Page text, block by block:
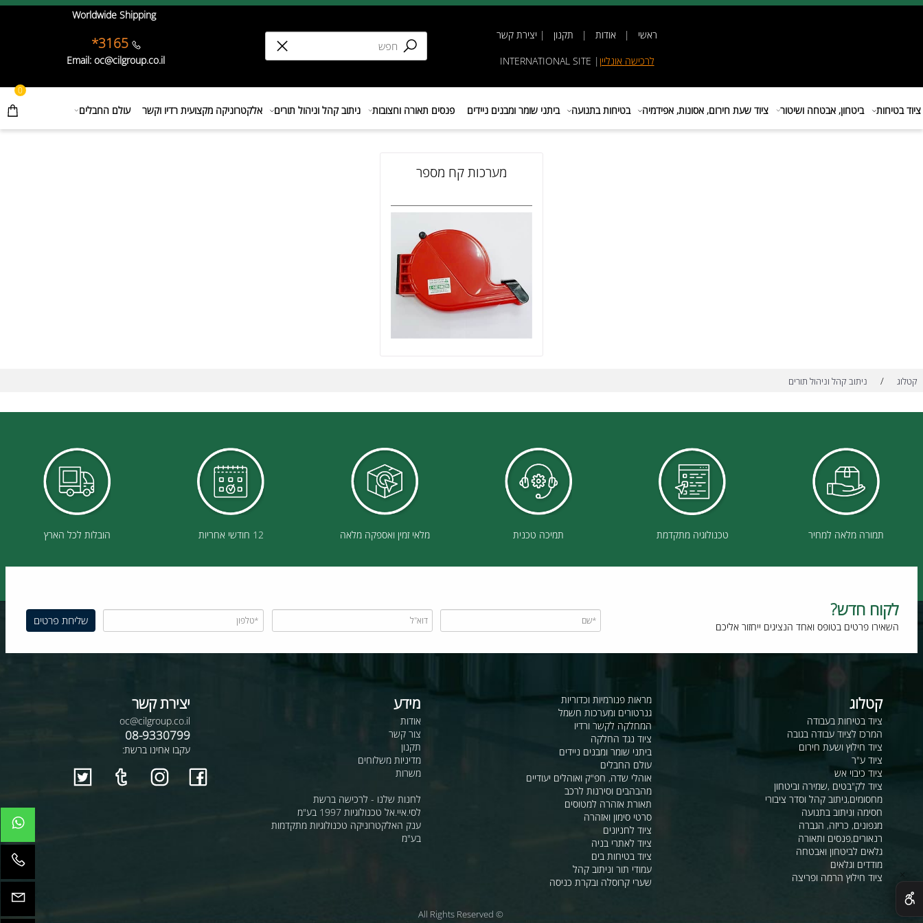
|אודות |תקנון |יצירת קשר
לרכישהאונליין|
INTERNATIONAL SITE
Worldwide Shipping
3165*
Email: oc@cilgroup.co.il
0
ביטחון, אבטחה ושיטור ציוד שעת חירום, אסונות, אפידמיה בטיחות בתנועה ביתני שומר ומבנים ניידים פנסים תאורה וחצובות ניתוב קהל וניהול תורים אלקטרוניקה מקצועית רדיו וקשר עולם החבלים
מערכות קח מספר
חדש?
פרטים בטופס ואחד הנציגים ייחזור אליכם
ציוד בטיחות בעבודה
המרכז לציוד עבודה בגובה
ציוד חילוץ ושעת חירום
ציוד כיבוי אש
ציוד לק"בטים ,שמירה וביטחון
מחסומים,ניתוב קהל וסדר ציבורי
חסימה וניתוב בתנועה
מגפונים, כריזה, הגברה
רנאורים,פנסים ותאורה
גלאים לביטחון ואבטחה
מודדים וגלאים
ציוד חילוץ הרמה ופריצה
מראות פנורמיות וכדוריות
גנרטורים ומערכות חשמל
המחלקה לקשר ורדיו
ציוד נגד החלקה
ביתני שומר ומבנים ניידים
עולם החבלים
אוהלי שדה, חפ"ק ואוהלים יעודיים
מהבהבים וסירנות לרכב
תאורת אזהרה למטוסים
סרטי סימון ואזהרה
ציוד לחניונים
ציוד לאתרי בניה
ציוד בטיחות בים
מידע
אודות
צור קשר
תקנון
משרות
לחנות שלנו - לרכישה ברשת
לסי.איי.אל טכנולוגיות 1997 בע"מ
יצירת קשר
oc@cilgroup.co.il
08-9330799
עקבו אחינו ברשת: